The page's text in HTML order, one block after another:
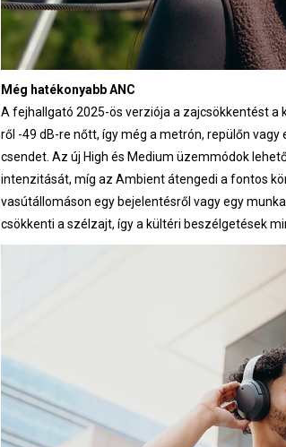
Még hatékonyabb ANC
A fejhallgató 2025-ös verziója a zajcsökkentést a
ről -49 dB-re nőtt, így még a metrón, repülőn
csendet. Az új High és Medium üzemmódok
intenzitását, míg az Ambient átengedi a fontos
vasútállomáson egy bejelentésről vagy egy
csökkenti a szélzajt, így a kültéri beszélgetések